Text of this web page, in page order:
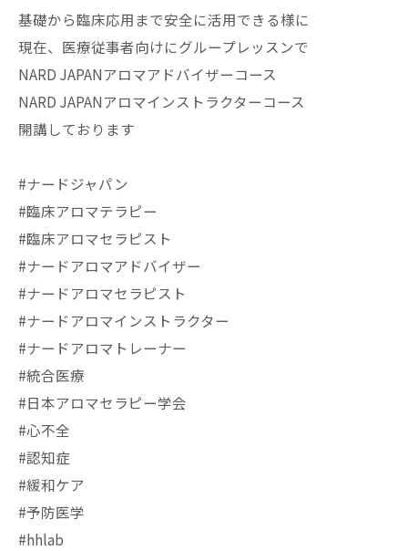
基礎から臨床応用まで安全に活用できる様に
現在、医療従事者向けにグループレッスンで
NARD JAPANアロマアドバイザーコース
NARD JAPANアロマインストラクターコース
開講しております
#ナードジャパン
#臨床アロマテラピー
#臨床アロマセラピスト
#ナードアロマアドバイザー
#ナードアロマセラピスト
#ナードアロマインストラクター
#ナードアロマトレーナー
#統合医療
#日本アロマセラピー学会
#心不全
#認知症
#緩和ケア
#予防医学
#hhlab